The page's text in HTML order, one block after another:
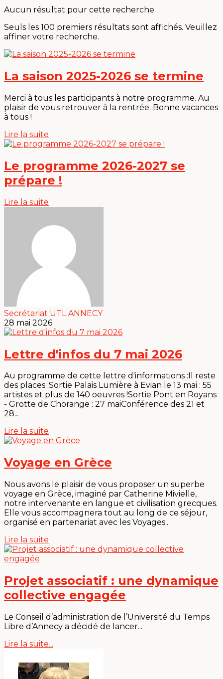
Aucun résultat pour cette recherche.
Seuls les 100 premiers résultats sont affichés. Veuillez
affiner votre recherche.
La saison 2025-2026 se termine
Merci à tous les participants à notre programme. Au
plaisir de vous retrouver à la rentrée. Bonne vacances
à tous !
Lire la suite
Le programme 2026-2027 se
prépare !
Lire la suite
Secrétariat UTL ANNECY
28 mai 2026
Lettre d'infos du 7 mai 2026
Au programme de cette lettre d'informations :Il reste
des places :Sortie Palais Lumière à Evian le 13 mai : 55
artistes et plus de 140 oeuvres !Sortie Pont en Royans
- Grotte de Chorange : 27 maiConférence des 21 et
28...
Lire la suite
Voyage en Grèce
Nous avons le plaisir de vous proposer un superbe
voyage en Grèce, imaginé par Catherine Mivielle,
notre intervenante en langue et civilisation grecques.
Elle vous accompagnera tout au long de ce séjour,
organisé en partenariat avec les Voyages...
Lire la suite
Projet associatif : une dynamique
collective engagée
Le Conseil d’administration de l’Université du Temps
Libre d’Annecy a décidé de lancer...
Lire la suite...